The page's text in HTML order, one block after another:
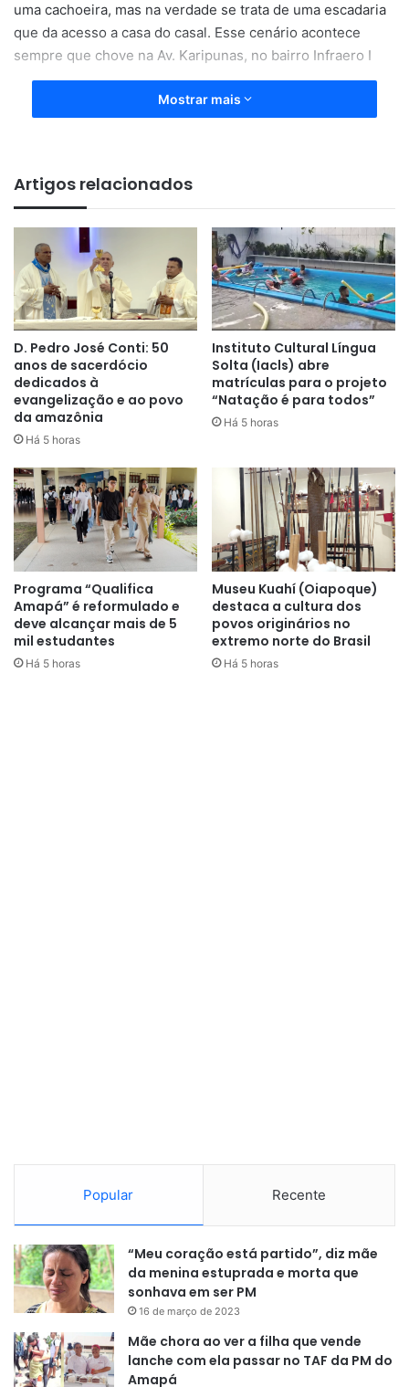
uma cachoeira, mas na verdade se trata de uma escadaria
que da acesso a casa do casal. Esse cenário acontece
sempre que chove na Av. Karipunas, no bairro Infraero I
Mostrar mais
Artigos relacionados
D. Pedro José Conti: 50
anos de sacerdócio
dedicados à
evangelização e ao povo
da amazônia
Há 5 horas
Instituto Cultural Língua
Solta (Iacls) abre
matrículas para o projeto
“Natação é para todos”
Há 5 horas
Programa “Qualifica
Amapá” é reformulado e
deve alcançar mais de 5
mil estudantes
Há 5 horas
Museu Kuahí (Oiapoque)
destaca a cultura dos
povos originários no
extremo norte do Brasil
Há 5 horas
Popular Recente
“Meu coração está partido”, diz mãe
da menina estuprada e morta que
sonhava em ser PM
16 de março de 2023
Mãe chora ao ver a filha que vende
lanche com ela passar no TAF da PM do
Amapá